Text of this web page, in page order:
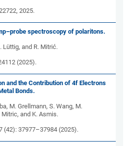
2025­.
spectroscopy of polaritons.
Lüttig, and R. Mitrić.
(2025)­.
and the Contribution of 4f Electrons
Bonds.
M. Grellmann, S. Wang, M.
and K. Asmis.
(42): 37977–37984 (2025)­.